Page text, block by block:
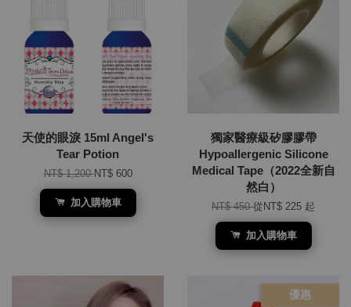
天使的眼淚 15ml Angel's
Tear Potion
NT$ 1,200NT$ 600
加入購物車
獨家醫療級矽膠膠帶
Hypoallergenic Silicone
Medical Tape（2022全新自
然白）
NT$ 450從 NT$ 225 起
加入購物車
優惠